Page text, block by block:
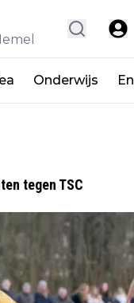
Onderwijs
tegen TSC